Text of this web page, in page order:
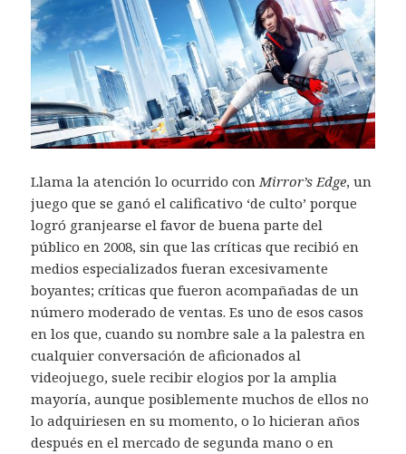
Llama la atención lo ocurrido conMirror’s Edge, un
juego que se ganó el calificativo ‘de culto’ porque
logró granjearse el favor de buena parte del
público en 2008, sin que las críticas que recibió en
medios especializados fueran excesivamente
boyantes; críticas que fueron acompañadas de un
número moderado de ventas. Es uno de esos casos
en los que, cuando su nombre sale a la palestra en
cualquier conversación de aficionados al
videojuego, suele recibir elogios por la amplia
mayoría, aunque posiblemente muchos de ellos no
lo adquiriesen en su momento, o lo hicieran años
después en el mercado de segunda mano o en